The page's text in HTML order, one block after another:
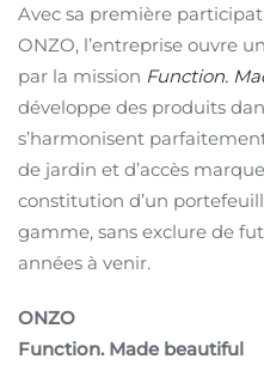
Avec sa première
ONZO, l’entreprise ouvre
par la mission Function.
développe des produits
s’harmonisent
de jardin et d’accès
constitution d’un
gamme, sans exclure de
années à venir.
ONZO
Function. Made beautiful